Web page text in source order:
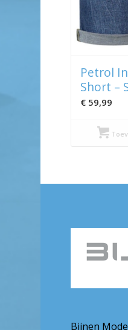
Petrol
Short –
€ 59,99
Bijnen